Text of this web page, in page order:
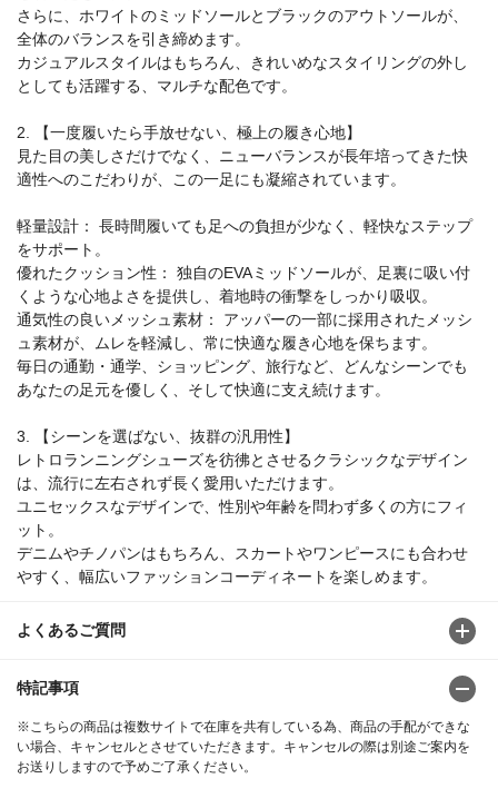
さらに、ホワイトのミッドソールとブラックのアウトソールが、
全体のバランスを引き締めます。
カジュアルスタイルはもちろん、きれいめなスタイリングの外し
としても活躍する、マルチな配色です。
2. 【一度履いたら手放せない、極上の履き心地】
見た目の美しさだけでなく、ニューバランスが長年培ってきた快
適性へのこだわりが、この一足にも凝縮されています。
軽量設計： 長時間履いても足への負担が少なく、軽快なステップ
をサポート。
優れたクッション性： 独自のEVAミッドソールが、足裏に吸い付
くような心地よさを提供し、着地時の衝撃をしっかり吸収。
通気性の良いメッシュ素材： アッパーの一部に採用されたメッシ
ュ素材が、ムレを軽減し、常に快適な履き心地を保ちます。
毎日の通勤・通学、ショッピング、旅行など、どんなシーンでも
あなたの足元を優しく、そして快適に支え続けます。
3. 【シーンを選ばない、抜群の汎用性】
レトロランニングシューズを彷彿とさせるクラシックなデザイン
は、流行に左右されず長く愛用いただけます。
ユニセックスなデザインで、性別や年齢を問わず多くの方にフィ
ット。
デニムやチノパンはもちろん、スカートやワンピースにも合わせ
やすく、幅広いファッションコーディネートを楽しめます。
よくあるご質問
特記事項
※こちらの商品は複数サイトで在庫を共有している為、商品の手配ができな
い場合、キャンセルとさせていただきます。キャンセルの際は別途ご案内を
お送りしますので予めご了承ください。